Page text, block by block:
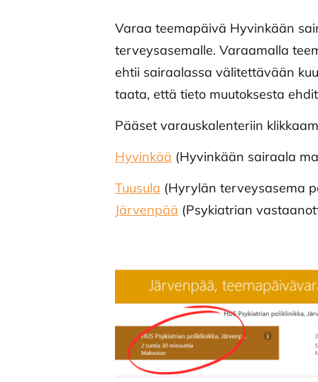
Varaa teemapäivä Hyvinkään
terveysasemalle. Varaamalla
ehtii sairaalassa välitettävään
taata, että tieto muutoksesta
Pääset varauskalenteriin
Hyvinkää (Hyvinkään sairaala
Tuusula (Hyrylän terveysasema
Järvenpää (Psykiatrian